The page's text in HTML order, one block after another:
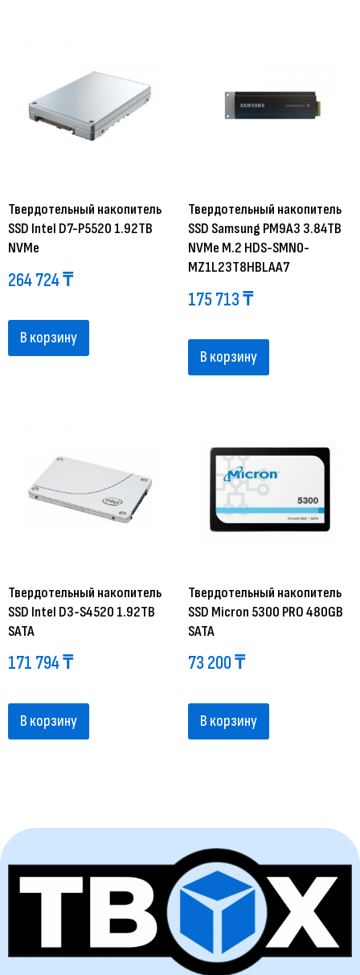
Твердотельный накопитель
SSD Intel D7-P5520 1.92TB
NVMe
264 724₸
В корзину
Твердотельный накопитель
SSD Samsung PM9A3 3.84TB
NVMe M.2 HDS-SMN0-
MZ1L23T8HBLAA7
175 713₸
В корзину
Твердотельный накопитель
SSD Intel D3-S4520 1.92TB
SATA
171 794₸
В корзину
Твердотельный накопитель
SSD Micron 5300 PRO 480GB
SATA
73 200₸
В корзину